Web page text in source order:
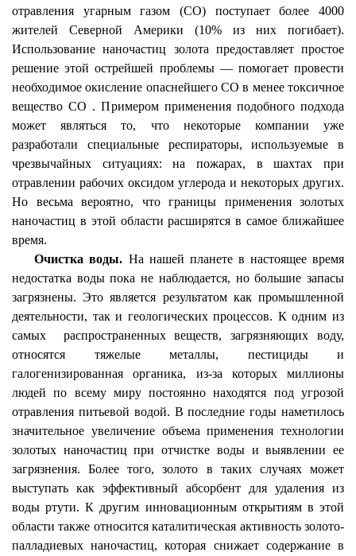
отравления угарным газом (СО) поступает более 4000
жителей Северной Америки (10% из них погибает).
Использование наночастиц золота предоставляет простое
решение этой острейшей проблемы — помогает провести
необходимое окисление опаснейшего СО в менее токсичное
вещество СО . Примером применения подобного подхода
может являться то, что некоторые компании уже
разработали специальные респираторы, используемые в
чрезвычайных ситуациях: на пожарах, в шахтах при
отравлении рабочих оксидом углерода и некоторых других.
Но весьма вероятно, что границы применения золотых
наночастиц в этой области расширятся в самое ближайшее
время.
Очистка воды. На нашей планете в настоящее время
недостатка воды пока не наблюдается, но большие запасы
загрязнены. Это является результатом как промышленной
деятельности, так и геологических процессов. К одним из
самых распространенных веществ, загрязняющих воду,
относятся тяжелые металлы, пестициды и
галогенизированная органика, из-за которых миллионы
людей по всему миру постоянно находятся под угрозой
отравления питьевой водой. В последние годы наметилось
значительное увеличение объема применения технологии
золотых наночастиц при отчистке воды и выявлении ее
загрязнения. Более того, золото в таких случаях может
выступать как эффективный абсорбент для удаления из
воды ртути. К другим инновационным открытиям в этой
области также относится каталитическая активность золото-
палладиевых наночастиц, которая снижает содержание в